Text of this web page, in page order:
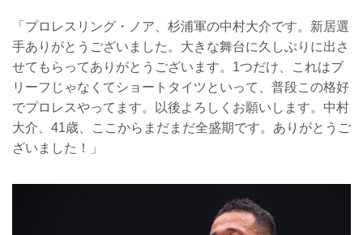
「プロレスリング・ノア、杉浦軍の中村大介です。新居選
手ありがとうございました。大きな舞台に久しぶりに出さ
せてもらってありがとうございます。1つだけ、これはブ
リーフじゃなくてショートタイツといって、普段この格好
でプロレスやってます。以後よろしくお願いします。中村
大介、41歳、ここからまだまだ全盛期です。ありがとうご
ざいました！」